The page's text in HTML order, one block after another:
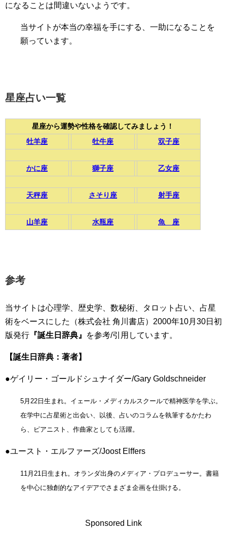
になることは間違いないようです。
当サイトが本当の幸福を手にする、一助になることを
願っています。
星座占い一覧
星座から運勢や性格を確認してみましょう！
牡羊座
牡牛座 双子座
かに座 獅子座 乙女座
天秤座 さそり座 射手座
山羊座 水瓶座 魚 座
参考
当サイトは心理学、歴史学、数秘術、タロット占い、占星
術をベースにした（株式会社 角川書店）2000年10月30日初
版発行 『誕生日辞典』 を参考/引用しています。
【誕生日辞典：著者】
●ゲイリー・ゴールドシュナイダー/Gary Goldschneider
5月22日生まれ。イェール・メディカルスクールで精神医学を学ぶ。
在学中に占星術と出会い、以後、占いのコラムを執筆するかたわ
ら、ピアニスト、作曲家としても活躍。
●ユースト・エルファーズ/Joost Elffers
11月21日生まれ。オランダ出身のメディア・プロデューサー。書籍
を中心に独創的なアイデアでさまざま企画を仕掛ける。
Sponsored Link